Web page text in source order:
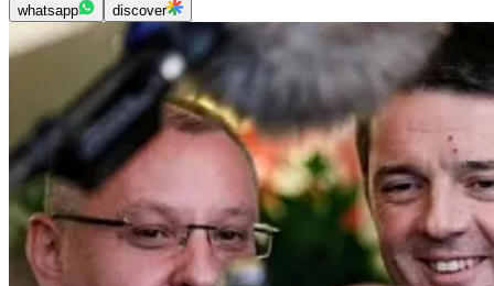
whatsapp discover